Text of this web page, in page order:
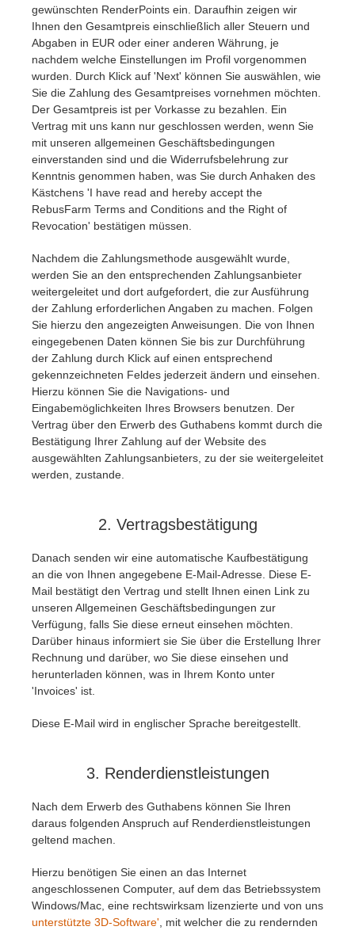
gewünschten RenderPoints ein. Daraufhin zeigen wir
Ihnen den Gesamtpreis einschließlich aller Steuern und
Abgaben in EUR oder einer anderen Währung, je
nachdem welche Einstellungen im Profil vorgenommen
wurden. Durch Klick auf 'Next' können Sie auswählen, wie
Sie die Zahlung des Gesamtpreises vornehmen möchten.
Der Gesamtpreis ist per Vorkasse zu bezahlen. Ein
Vertrag mit uns kann nur geschlossen werden, wenn Sie
mit unseren allgemeinen Geschäftsbedingungen
einverstanden sind und die Widerrufsbelehrung zur
Kenntnis genommen haben, was Sie durch Anhaken des
Kästchens 'I have read and hereby accept the
RebusFarm Terms and Conditions and the Right of
Revocation' bestätigen müssen.
Nachdem die Zahlungsmethode ausgewählt wurde,
werden Sie an den entsprechenden Zahlungsanbieter
weitergeleitet und dort aufgefordert, die zur Ausführung
der Zahlung erforderlichen Angaben zu machen. Folgen
Sie hierzu den angezeigten Anweisungen. Die von Ihnen
eingegebenen Daten können Sie bis zur Durchführung
der Zahlung durch Klick auf einen entsprechend
gekennzeichneten Feldes jederzeit ändern und einsehen.
Hierzu können Sie die Navigations- und
Eingabemöglichkeiten Ihres Browsers benutzen. Der
Vertrag über den Erwerb des Guthabens kommt durch die
Bestätigung Ihrer Zahlung auf der Website des
ausgewählten Zahlungsanbieters, zu der sie weitergeleitet
werden, zustande.
2. Vertragsbestätigung
Danach senden wir eine automatische Kaufbestätigung
an die von Ihnen angegebene E-Mail-Adresse. Diese E-
Mail bestätigt den Vertrag und stellt Ihnen einen Link zu
unseren Allgemeinen Geschäftsbedingungen zur
Verfügung, falls Sie diese erneut einsehen möchten.
Darüber hinaus informiert sie Sie über die Erstellung Ihrer
Rechnung und darüber, wo Sie diese einsehen und
herunterladen können, was in Ihrem Konto unter
'Invoices' ist.
Diese E-Mail wird in englischer Sprache bereitgestellt.
3. Renderdienstleistungen
Nach dem Erwerb des Guthabens können Sie Ihren
daraus folgenden Anspruch auf Renderdienstleistungen
geltend machen.
Hierzu benötigen Sie einen an das Internet
angeschlossenen Computer, auf dem das Betriebssystem
Windows/Mac, eine rechtswirksam lizenzierte und von uns
unterstützte 3D-Software' , mit welcher die zu rendernden